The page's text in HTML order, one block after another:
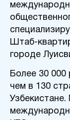
Штаб-
городе
Более 30 000
чем в 130